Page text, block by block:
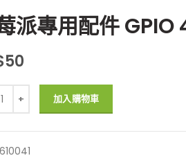
派專用配件 GPIO
50
專用配件 GPIO 40P排線 IDE 數量
加入購物車
610041